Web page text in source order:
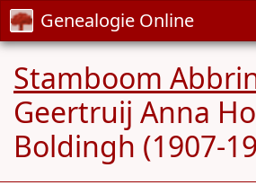
Genealogie Online
Stamboom
Geertruij Anna
Boldingh (1907-